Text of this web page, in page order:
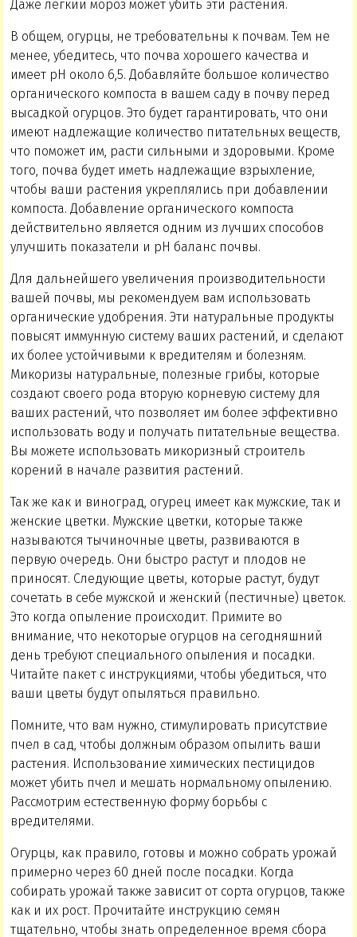
Даже легкий мороз может убить эти растения.
В общем, огурцы, не требовательны к почвам. Тем не
менее, убедитесь, что почва хорошего качества и
имеет рН около 6,5. Добавляйте большое количество
органического компоста в вашем саду в почву перед
высадкой огурцов. Это будет гарантировать, что они
имеют надлежащие количество питательных веществ,
что поможет им, расти сильными и здоровыми. Кроме
того, почва будет иметь надлежащие взрыхление,
чтобы ваши растения укреплялись при добавлении
компоста. Добавление органического компоста
действительно является одним из лучших способов
улучшить показатели и рН баланс почвы.
Для дальнейшего увеличения производительности
вашей почвы, мы рекомендуем вам использовать
органические удобрения. Эти натуральные продукты
повысят иммунную систему ваших растений, и сделают
их более устойчивыми к вредителям и болезням.
Микоризы натуральные, полезные грибы, которые
создают своего рода вторую корневую систему для
ваших растений, что позволяет им более эффективно
использовать воду и получать питательные вещества.
Вы можете использовать микоризный строитель
корений в начале развития растений.
Так же как и виноград, огурец имеет как мужские, так и
женские цветки. Мужские цветки, которые также
называются тычиночные цветы, развиваются в
первую очередь. Они быстро растут и плодов не
приносят. Следующие цветы, которые растут, будут
сочетать в себе мужской и женский (пестичные) цветок.
Это когда опыление происходит. Примите во
внимание, что некоторые огурцов на сегодняшний
день требуют специального опыления и посадки.
Читайте пакет с инструкциями, чтобы убедиться, что
ваши цветы будут опыляться правильно.
Помните, что вам нужно, стимулировать присутствие
пчел в сад, чтобы должным образом опылить ваши
растения. Использование химических пестицидов
может убить пчел и мешать нормальному опылению.
Рассмотрим естественную форму борьбы с
вредителями.
Огурцы, как правило, готовы и можно собрать урожай
примерно через 60 дней после посадки. Когда
собирать урожай также зависит от сорта огурцов, также
как и их рост. Прочитайте инструкцию семян
тщательно, чтобы знать определенное время сбора